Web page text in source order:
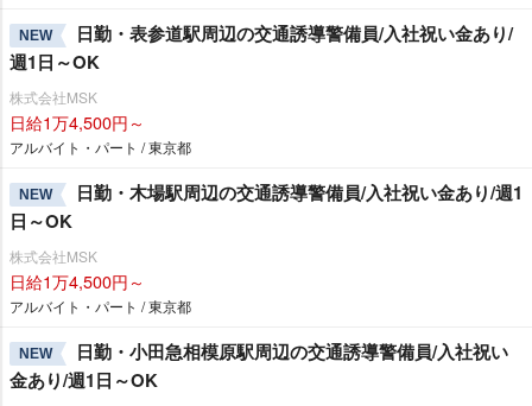
NEW
日勤・表参道駅周辺の交通誘導警備員/入社祝い金あり/
週1日～OK
株式会社MSK
日給1万4,500円～
アルバイト・パート / 東京都
NEW
日勤・木場駅周辺の交通誘導警備員/入社祝い金あり/週1
日～OK
株式会社MSK
日給1万4,500円～
アルバイト・パート / 東京都
NEW
日勤・小田急相模原駅周辺の交通誘導警備員/入社祝い
金あり/週1日～OK